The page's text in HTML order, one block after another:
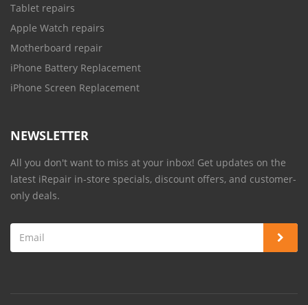
Tablet repairs
Apple Watch repairs
Motherboard repair
iPhone Battery Replacement
iPhone Screen Replacement
NEWSLETTER
All you don't want to miss at your inbox! Get updates on the
latest iRepair in-store specials, discount offers, and customer-
only deals.